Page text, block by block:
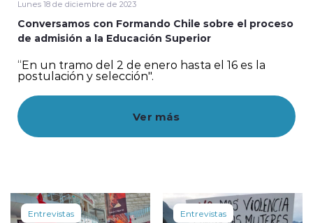
modo claro
Lunes 18 de diciembre de 2023
Conversamos con Formando Chile sobre el proceso
de admisión a la Educación Superior
“En un tramo del 2 de enero hasta el 16 es la
postulación y selección".
Ver más
Entrevistas Entrevistas